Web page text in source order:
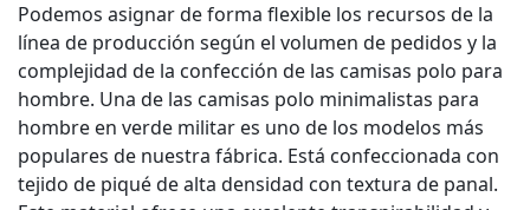
Podemos asignar de forma flexible los recursos de la
línea de producción según el volumen de pedidos y la
complejidad de la confección de las camisas polo para
hombre. Una de las camisas polo minimalistas para
hombre en verde militar es uno de los modelos más
populares de nuestra fábrica. Está confeccionada con
tejido de piqué de alta densidad con textura de panal.